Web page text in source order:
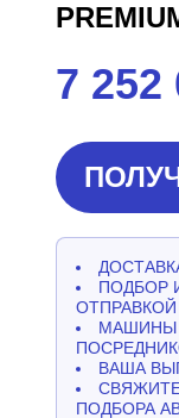
7 252
ПОДБОР
ОТПРАВКОЙ
МАШИНЫ
ВАША
ПОДБОРА